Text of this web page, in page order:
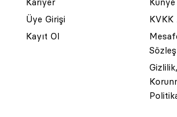
Üye Girişi
Kayıt Ol
KVKK